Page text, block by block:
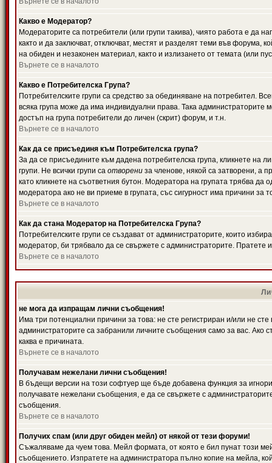
Какво е Модератор?
Модераторите са потребители (или групи такива), чиято работа е да
както и да заключват, отключват, местят и разделят теми във форума,
на обиден и незаконен материал, както и излизането от темата (или
Върнете се в началото
Какво е Потребителска Група?
Потребителските групи са средство за обединяване на потребител.
всяка група може да има индивидуални права. Така
достъп на група потребители до личен (скрит) форум, и т.н.
Върнете се в началото
Как да се присъединя към Потребителска група?
За да се присъедините към дадена потребителска група, кликнете на
групи. Не всички групи са отворени за членове, някой са затворени, а
като кликнете на съответния бутон. Модератора на групата трябва
модератора ако не ви приеме в групата, със сигурност има причини за
Върнете се в началото
Как да стана Модератор на Потребителска Група?
Потребителските групи се създават от администраторите, които
модератор, би трябвало да се свържете с администраторите.
Върнете се в началото
не мога да изпращам лични съобщения!
Има три потенциални причини за това: не сте регистриран и/или не
администраторите са забранили личните съобщения само за вас. Ако
каква е причината.
Върнете се в началото
Получавам нежелани лични съобщения!
В бъдещи версии на този софтуер ще бъде добавена функция за
получавате нежелани съобщения, е да се свържете с
съобщения.
Върнете се в началото
Получих спам (или друг обиден мейл) от някой от тези форуми!
Съжаляваме да чуем това. Мейл формата, от която е бил пунат този
съобщението. Изпратете на администратора пълно копие на мейла,